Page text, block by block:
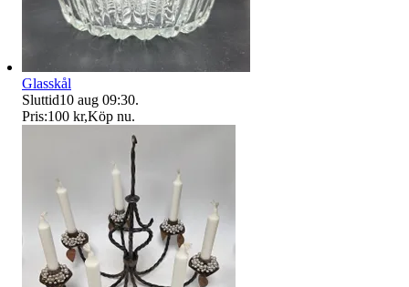
Glasskål
Sluttid10 aug 09:30.
Pris:100 kr,Köp nu.